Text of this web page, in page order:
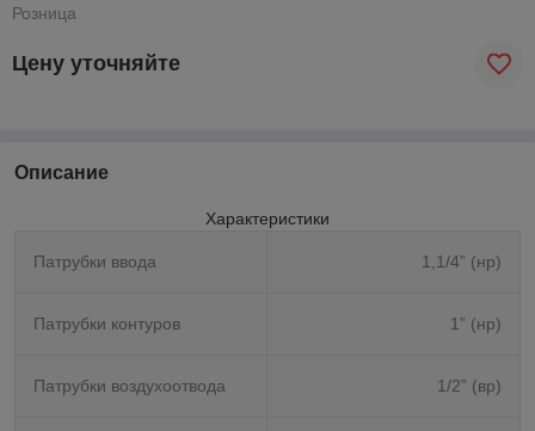
Розница
Цену уточняйте
Описание
Характеристики
Патрубки ввода 1,1/4” (нр)
Патрубки контуров 1” (нр)
Патрубки воздухоотвода 1/2” (вр)